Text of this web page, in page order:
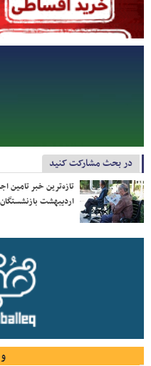
در بحث مشارکت کنید
تازه‌ترین خبر تامین
اردیبهشت بازنشستگان